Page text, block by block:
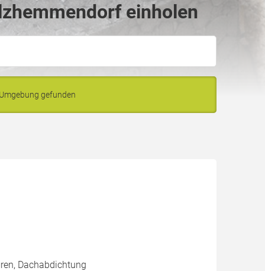
einholen
gefunden
Dachabdichtung